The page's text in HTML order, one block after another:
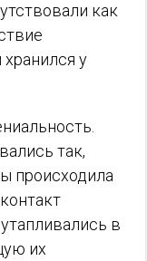
как
у
так,
происходила
в
их